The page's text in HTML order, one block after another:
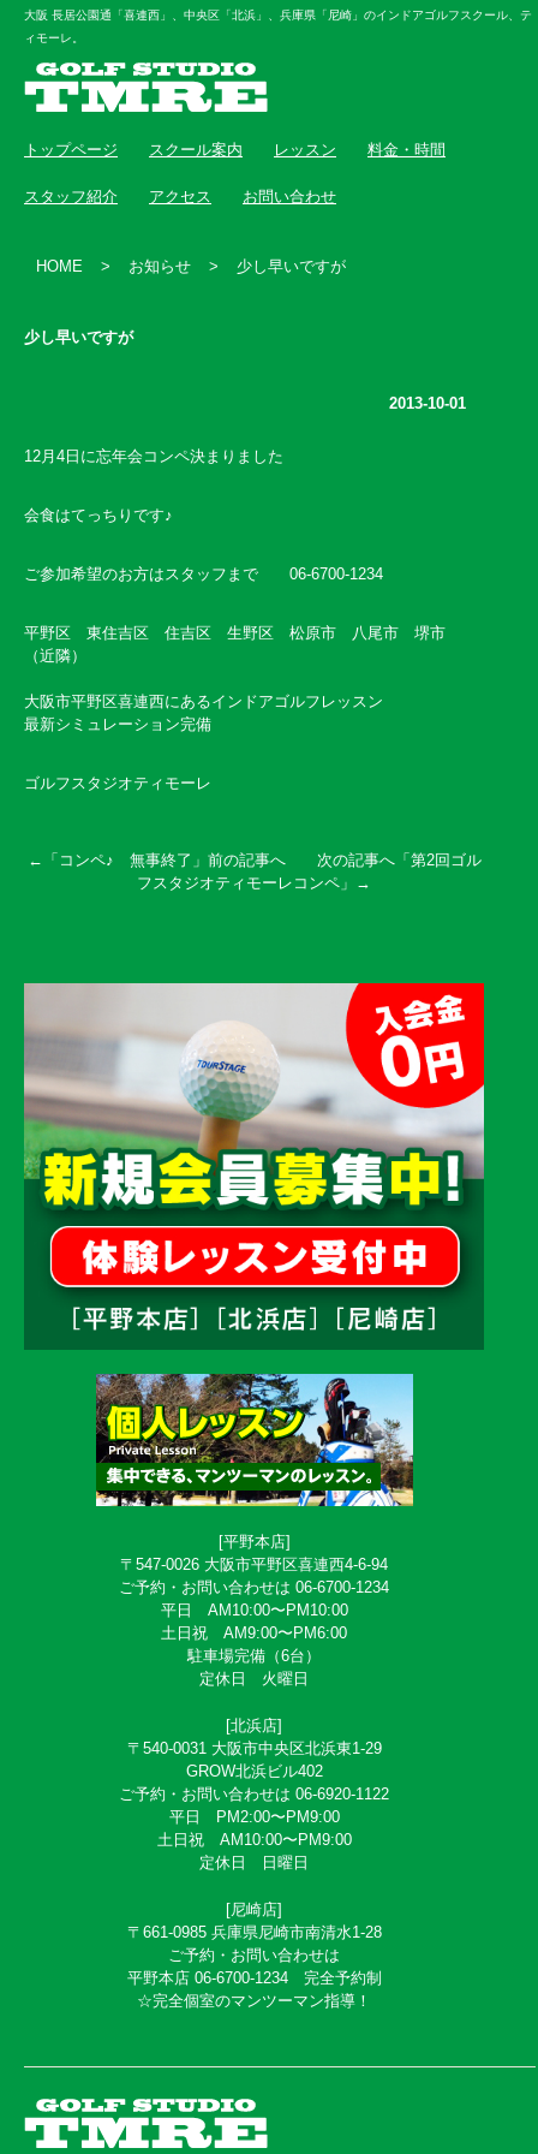
大阪 長居公園通「喜連西」、中央区「北浜」、兵庫県「尼崎」のインドアゴルフスクール、テ
ィモーレ。
トップページ スクール案内 レッスン 料金・時間
スタッフ紹介 アクセス お問い合わせ
HOME > お知らせ > 少し早いですが
少し早いですが
2013-10-01
12月4日に忘年会コンペ決まりました
会食はてっちりです♪
ご参加希望のお方はスタッフまで 06-6700-1234
平野区 東住吉区 住吉区 生野区 松原市 八尾市 堺市
（近隣）
大阪市平野区喜連西にあるインドアゴルフレッスン
最新シミュレーション完備
ゴルフスタジオティモーレ
←「 コンペ♪ 無事終了 」前の記事へ 次の記事へ「 第2回ゴル
フスタジオティモーレコンペ 」→
[平野本店]
〒547-0026 大阪市平野区喜連西4-6-94
ご予約・お問い合わせは 06-6700-1234
平日 AM10:00〜PM10:00
土日祝 AM9:00〜PM6:00
駐車場完備（6台）
定休日 火曜日
[北浜店]
〒540-0031 大阪市中央区北浜東1-29
GROW北浜ビル402
ご予約・お問い合わせは 06-6920-1122
平日 PM2:00〜PM9:00
土日祝 AM10:00〜PM9:00
定休日 日曜日
[尼崎店]
〒661-0985 兵庫県尼崎市南清水1-28
ご予約・お問い合わせは
平野本店 06-6700-1234 完全予約制
☆完全個室のマンツーマン指導！